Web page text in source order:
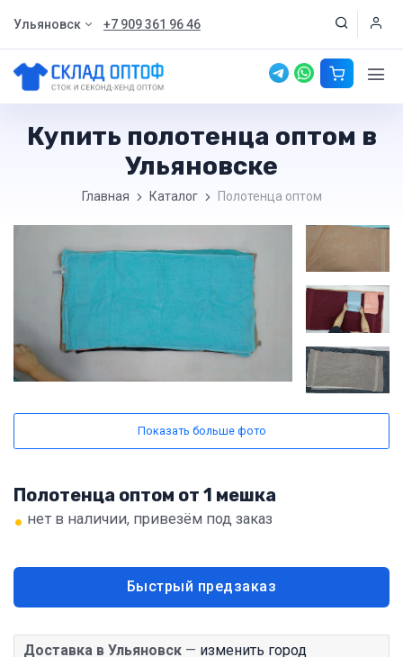
Ульяновск +7 909 361 96 46
Купить полотенца оптом в
Ульяновске
Главная Каталог Полотенца оптом
Показать больше фото
Полотенца оптом от 1 мешка
• нет в наличии, привезём под заказ
Быстрый предзаказ
Доставка в Ульяновск — изменить город